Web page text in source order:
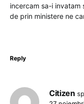
incercam sa-i invatam
de prin ministere ne
Reply
Citizen